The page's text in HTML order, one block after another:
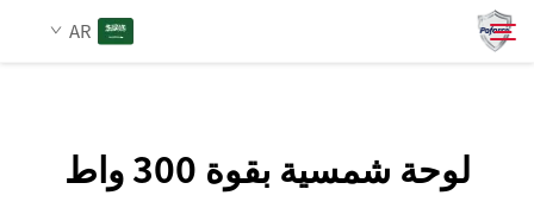
لوحة شمسية بقدرة 300 واط
. وتلتقط هذه الألواح ضوء الشمس وتحوله إلى...">
AR
لوحة شمسية بقوة 300 واط